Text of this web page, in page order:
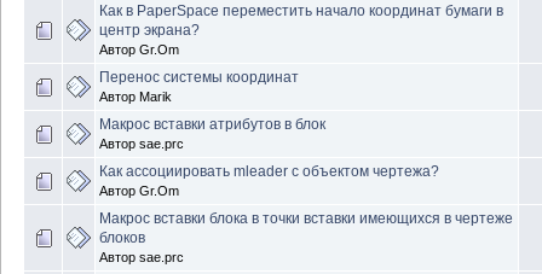
Как в PaperSpace переместить начало координат бумаги в
центр экрана?
Автор Gr.Om
Перенос системы координат
Автор Marik
Макрос вставки атрибутов в блок
Автор sae.prc
Как ассоциировать mleader с объектом чертежа?
Автор Gr.Om
Макрос вставки блока в точки вставки имеющихся в чертеже
блоков
Автор sae.prc